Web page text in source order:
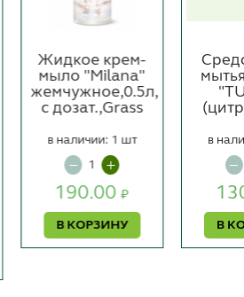
Жидкое крем-
мыло "Milana"
жемчужное,0.5л,
с дозат.,Grass
190.00₽
В КОРЗИНУ
в наличии: 1 шт
В
в